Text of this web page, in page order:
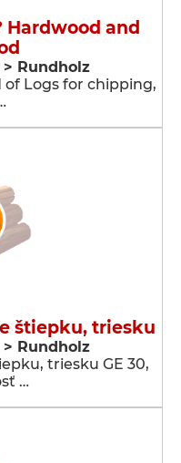
Hardwood and
Rundholz
Logs for chipping,
štiepku, triesku
Rundholz
triesku GE 30,
…